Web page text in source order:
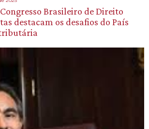
Brasileiro de Direito
destacam os desafios do País